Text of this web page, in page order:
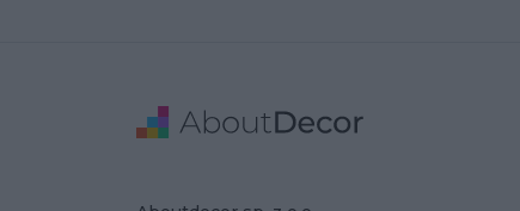
Adres
Dane Firmy